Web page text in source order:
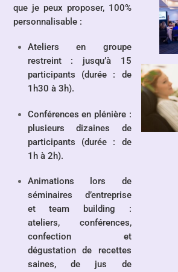
que je peux proposer, 100%
personnalisable :
Ateliers en groupe
restreint : jusqu’à 15
participants (durée : de
1h30 à 3h).
Conférences en plénière:
plusieurs dizaines de
participants (durée : de
1h à 2h).
Animations lors de
séminaires d’entreprise
et team building :
ateliers, conférences,
confection et
dégustation de recettes
saines, de jus de